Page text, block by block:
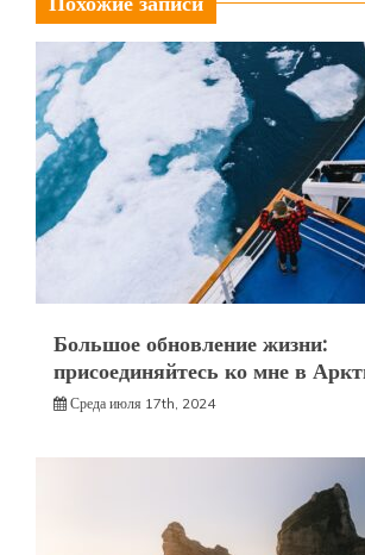
Большое обновление жизни:
присоединяйтесь ко мне в
Среда июля 17th, 2024